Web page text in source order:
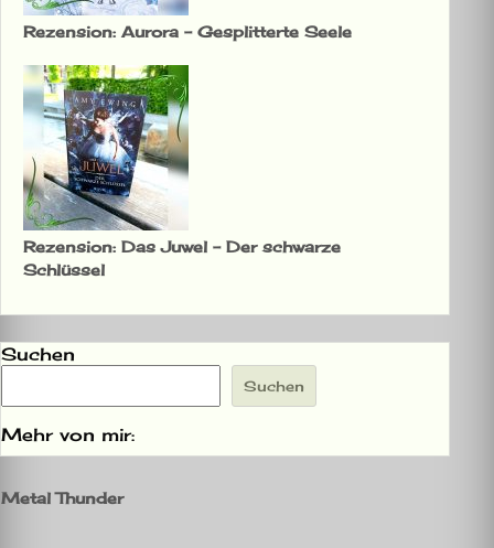
Rezension: Aurora – Gesplitterte Seele
Rezension: Das Juwel – Der schwarze
Schlüssel
Suchen
Suchen
Mehr von mir:
Metal Thunder